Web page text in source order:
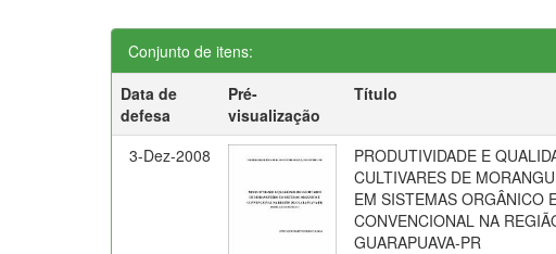
Conjunto de itens:
Data de
defesa
Pré-
visualização
Título
3-Dez-2008
PRODUTIVIDADE E
CULTIVARES DE
EM SISTEMAS ORGÂNICO
CONVENCIONAL NA
GUARAPUAVA-PR